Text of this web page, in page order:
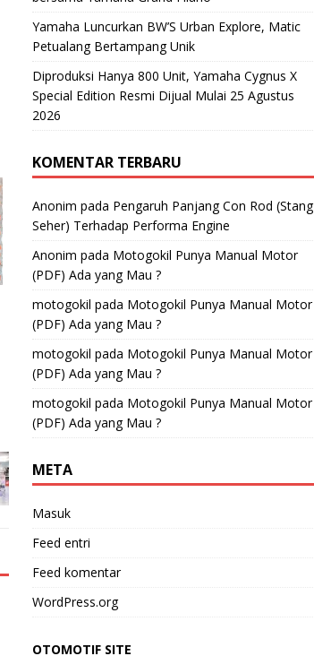
Yamaha Luncurkan BW’S Urban Explore, Matic
Petualang Bertampang Unik
Diproduksi Hanya 800 Unit, Yamaha Cygnus X
Special Edition Resmi Dijual Mulai 25 Agustus
2026
KOMENTAR TERBARU
Anonim pada Pengaruh Panjang Con Rod (Stang
Seher) Terhadap Performa Engine
Anonim pada Motogokil Punya Manual Motor
(PDF) Ada yang Mau ?
motogokil pada Motogokil Punya Manual Motor
(PDF) Ada yang Mau ?
motogokil pada Motogokil Punya Manual Motor
(PDF) Ada yang Mau ?
motogokil pada Motogokil Punya Manual Motor
(PDF) Ada yang Mau ?
META
Masuk
Feed entri
Feed komentar
WordPress.org
OTOMOTIF SITE